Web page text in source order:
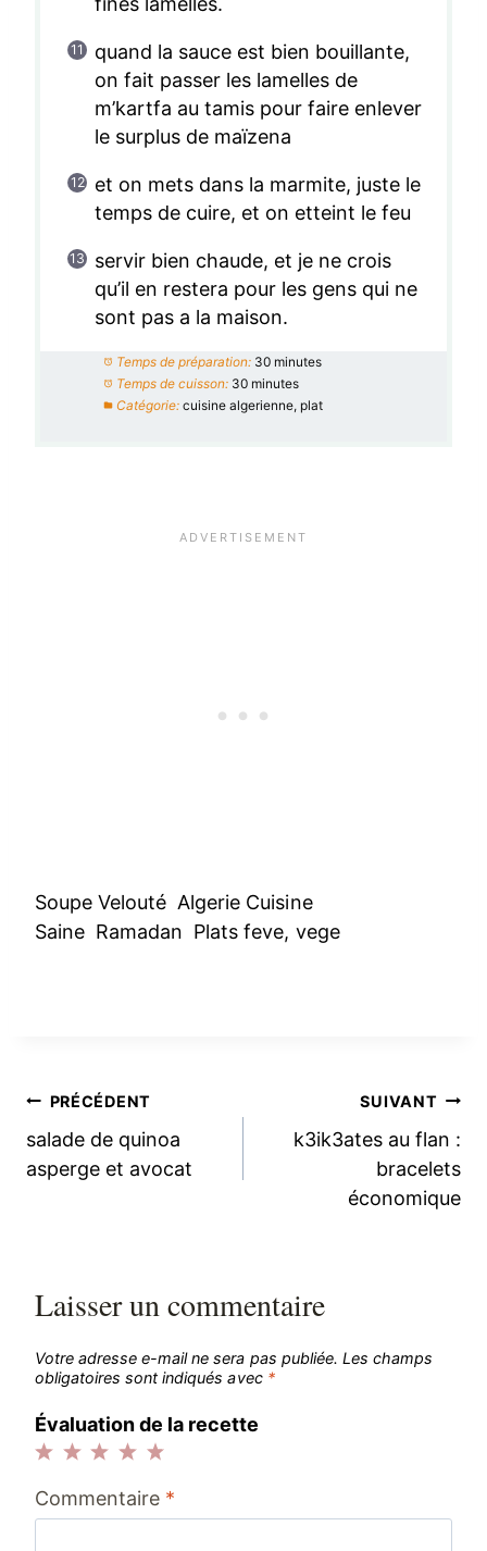
quand la sauce est bien bouillante,
on fait passer les lamelles de
m’kartfa au tamis pour faire enlever
le surplus de maïzena
et on mets dans la marmite, juste le
temps de cuire, et on etteint le feu
servir bien chaude, et je ne crois
qu’il en restera pour les gens qui ne
sont pas a la maison.
Temps de préparation: 30 minutes
Temps de cuisson: 30 minutes
Catégorie: cuisine algerienne, plat
Soupe Velouté Algerie Cuisine
Saine Ramadan Plats feve, vege
Navigation
de
PRÉCÉDENT
salade de quinoa
asperge et avocat
SUIVANT
k3ik3ates au flan :
bracelets
économique
Laisser un commentaire
Votre adresse e-mail ne sera pas publiée. Les champs
obligatoires sont indiqués avec *
Évaluation de la recette
étoiles
étoiles
étoiles
étoiles
étoile
Commentaire *